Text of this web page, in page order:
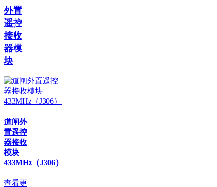
外置
遥控
接收
器模
块
道闸外
置遥控
器接收
模块
433MHz（J306）
查看更